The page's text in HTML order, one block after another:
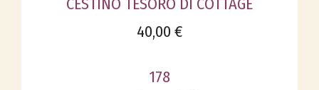
CESTINO TESORO DI COTTAGE
40,00 €
178